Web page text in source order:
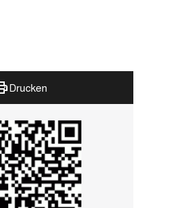
Drucken